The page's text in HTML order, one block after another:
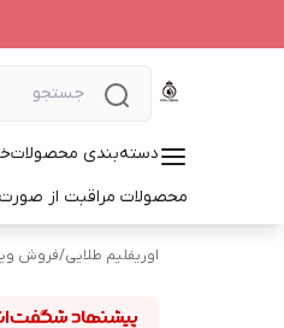
دسته‌بندی محصولات
محصولات مراقبت از صورت
اوریفلیم طلایی/فروش